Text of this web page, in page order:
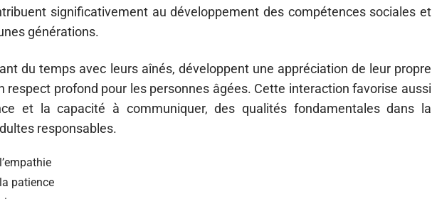
significativement au développement des compétences sociales et
générations.
du temps avec leurs aînés, développent une appréciation de leur propre
respect profond pour les personnes âgées. Cette interaction favorise aussi
et la capacité à communiquer, des qualités fondamentales dans la
responsables.
patience